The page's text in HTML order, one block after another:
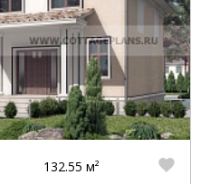
132.55 м²